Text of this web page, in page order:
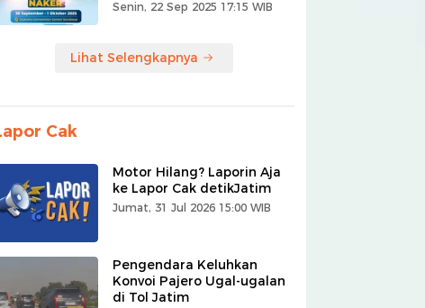
Senin, 22 Sep 2025 17:15 WIB
Lihat Selengkapnya
Cak
Motor Hilang? Laporin Aja
ke Lapor Cak detikJatim
Jumat, 31 Jul 2026 15:00 WIB
Pengendara Keluhkan
Konvoi Pajero Ugal-ugalan
di Tol Jatim